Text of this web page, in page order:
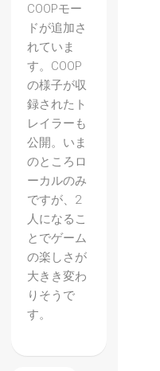
COOPモー
ドが追加さ
れていま
す。COOP
の様子が収
録されたト
レイラーも
公開。いま
のところロ
ーカルのみ
ですが、2
人になるこ
とでゲーム
の楽しさが
大きき変わ
りそうで
す。